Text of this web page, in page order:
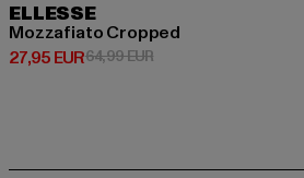
ELLESSE
Mozzafiato Cropped
27,95 EUR
Derzeitiger Preis: 27,95 EUR
64,99 EURAktionspreis: 64,99 EUR